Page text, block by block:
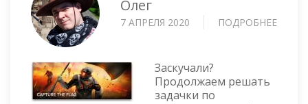
Олег
7 АПРЕЛЯ 2020 ПОДРОБНЕЕ
Заскучали?
Продолжаем решать
задачки по